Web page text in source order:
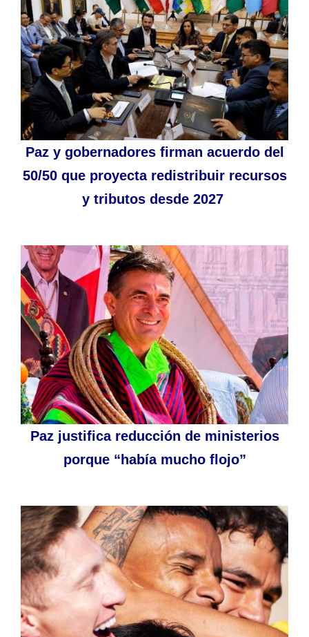
Paz y gobernadores firman acuerdo del
50/50 que proyecta redistribuir recursos
y tributos desde 2027
Paz justifica reducción de ministerios
porque “había mucho flojo”